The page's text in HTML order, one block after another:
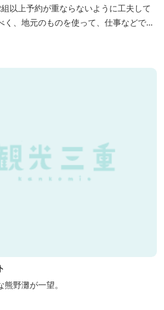
以上予約が重ならないように工夫して
く、地元のものを使って、仕事などで連
します。」オーナー様談。もし重なっ
野灘が一望。